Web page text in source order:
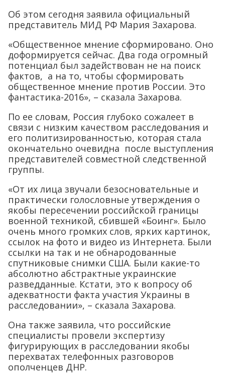
Об этом сегодня заявила официальный
представитель МИД РФ Мария Захарова.
«Общественное мнение сформировано. Оно
доформируется сейчас. Два года огромный
потенциал был задействован не на поиск
фактов, а на то, чтобы сформировать
общественное мнение против России. Это
фантастика-2016», – сказала Захарова.
По ее словам, Россия глубоко сожалеет в
связи с низким качеством расследования и
его политизированностью, которая стала
окончательно очевидна после выступления
представителей совместной следственной
группы.
«От их лица звучали безосновательные и
практически голословные утверждения о
якобы пересечении российской границы
военной техникой, сбившей «Боинг». Было
очень много громких слов, ярких картинок,
ссылок на фото и видео из Интернета. Были
ссылки на так и не обнародованные
спутниковые снимки США. Были какие-то
абсолютно абстрактные украинские
разведданные. Кстати, это к вопросу об
адекватности факта участия Украины в
расследовании», – сказала Захарова.
Она также заявила, что российские
специалисты провели экспертизу
фигурирующих в расследовании якобы
перехватах телефонных разговоров
ополченцев ДНР.